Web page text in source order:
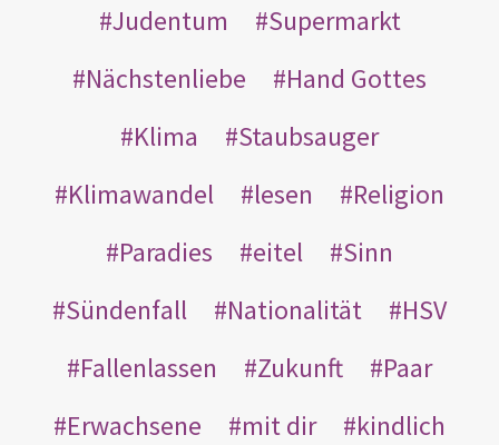
Judentum
Supermarkt
Nächstenliebe
Hand Gottes
Klima
Staubsauger
Klimawandel
lesen
Religion
Paradies
eitel
Sinn
Sündenfall
Nationalität
HSV
Fallenlassen
Zukunft
Paar
Erwachsene
mit dir
kindlich